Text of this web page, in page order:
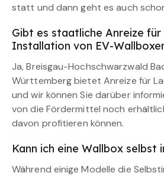
statt und dann geht es auch
Gibt es staatliche Anreize für
Installation von EV-
Ja, Breisgau-Hochschwarzwald
Württemberg bietet Anreize für
und wir können Sie darüber
von die Fördermittel noch
davon profitieren können.
Kann ich eine Wallbox selbst
Während einige Modelle die